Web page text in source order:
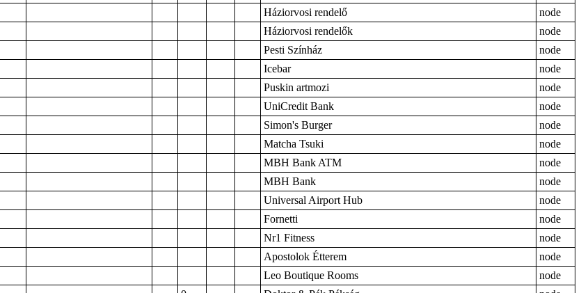
Háziorvosi rendelő
node
Háziorvosi rendelők
node
Pesti Színház
node
Icebar
node
Puskin artmozi
node
UniCredit Bank
node
Simon's Burger
node
Matcha Tsuki
node
MBH Bank ATM
node
MBH Bank
node
Universal Airport Hub
node
Fornetti
node
Nr1 Fitness
node
Apostolok Étterem
node
Leo Boutique Rooms
node